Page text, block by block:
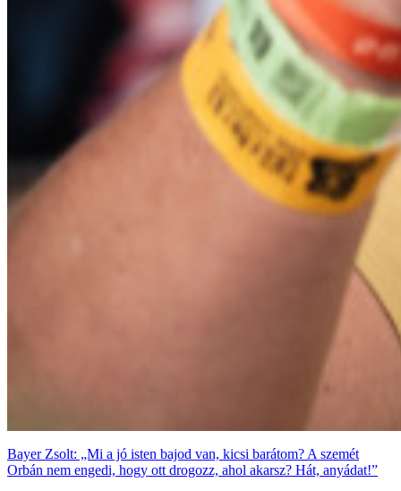
Bayer Zsolt: „Mi a jó isten bajod van, kicsi barátom? A szemét
Orbán nem engedi, hogy ott drogozz, ahol akarsz? Hát, anyádat!”